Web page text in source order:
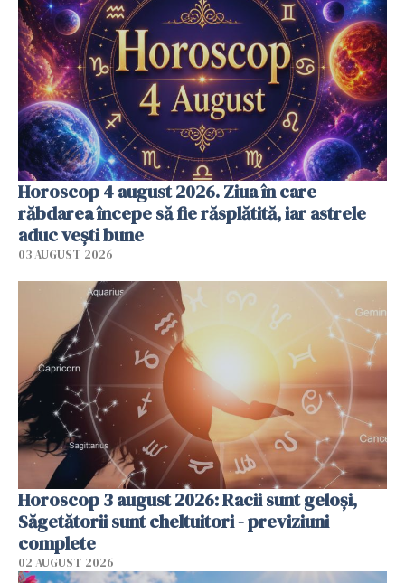
Horoscop 4 august 2026. Ziua în care
răbdarea începe să fie răsplătită, iar astrele
aduc vești bune
03 AUGUST 2026
Horoscop 3 august 2026: Racii sunt geloși,
Săgetătorii sunt cheltuitori - previziuni
complete
02 AUGUST 2026